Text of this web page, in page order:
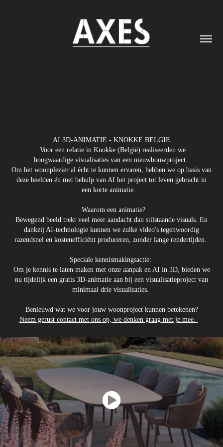
AI 3D-ANIMATIE - KNOKKE BELGIE
Voor een relatie in Knokke (België) realiseerden we
hoogwaardige visualisaties van een nieuwbouwproject.
Om het woonplezier al écht te kunnen ervaren, hebben we op basis van
deze beelden én met behulp van AI het project tot leven gebracht in
een korte animatie.
Waarom een animatie?
Bewegend beeld trekt veel meer aandacht dan stilstaande visuals. En
dankzij AI-technologie kunnen we zulke video's tegenwoordig
razendsnel en kostenefficiënt produceren, zonder lange rendertijden.
Speciale kennismakingsactie:
Om je kennis te laten maken met onze aanpak en AI in 3D, bieden we
nu tijdelijk een gratis 3D-animatie aan bij een visualisatieproject van
minimaal drie visualisaties.
Benieuwd wat we voor jouw woonproject kunnen betekenen?
Neem gerust contact met ons op, we denken graag met je mee.